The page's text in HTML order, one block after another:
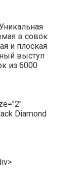
в совок
и плоская
выступ
из 6000
Diamond